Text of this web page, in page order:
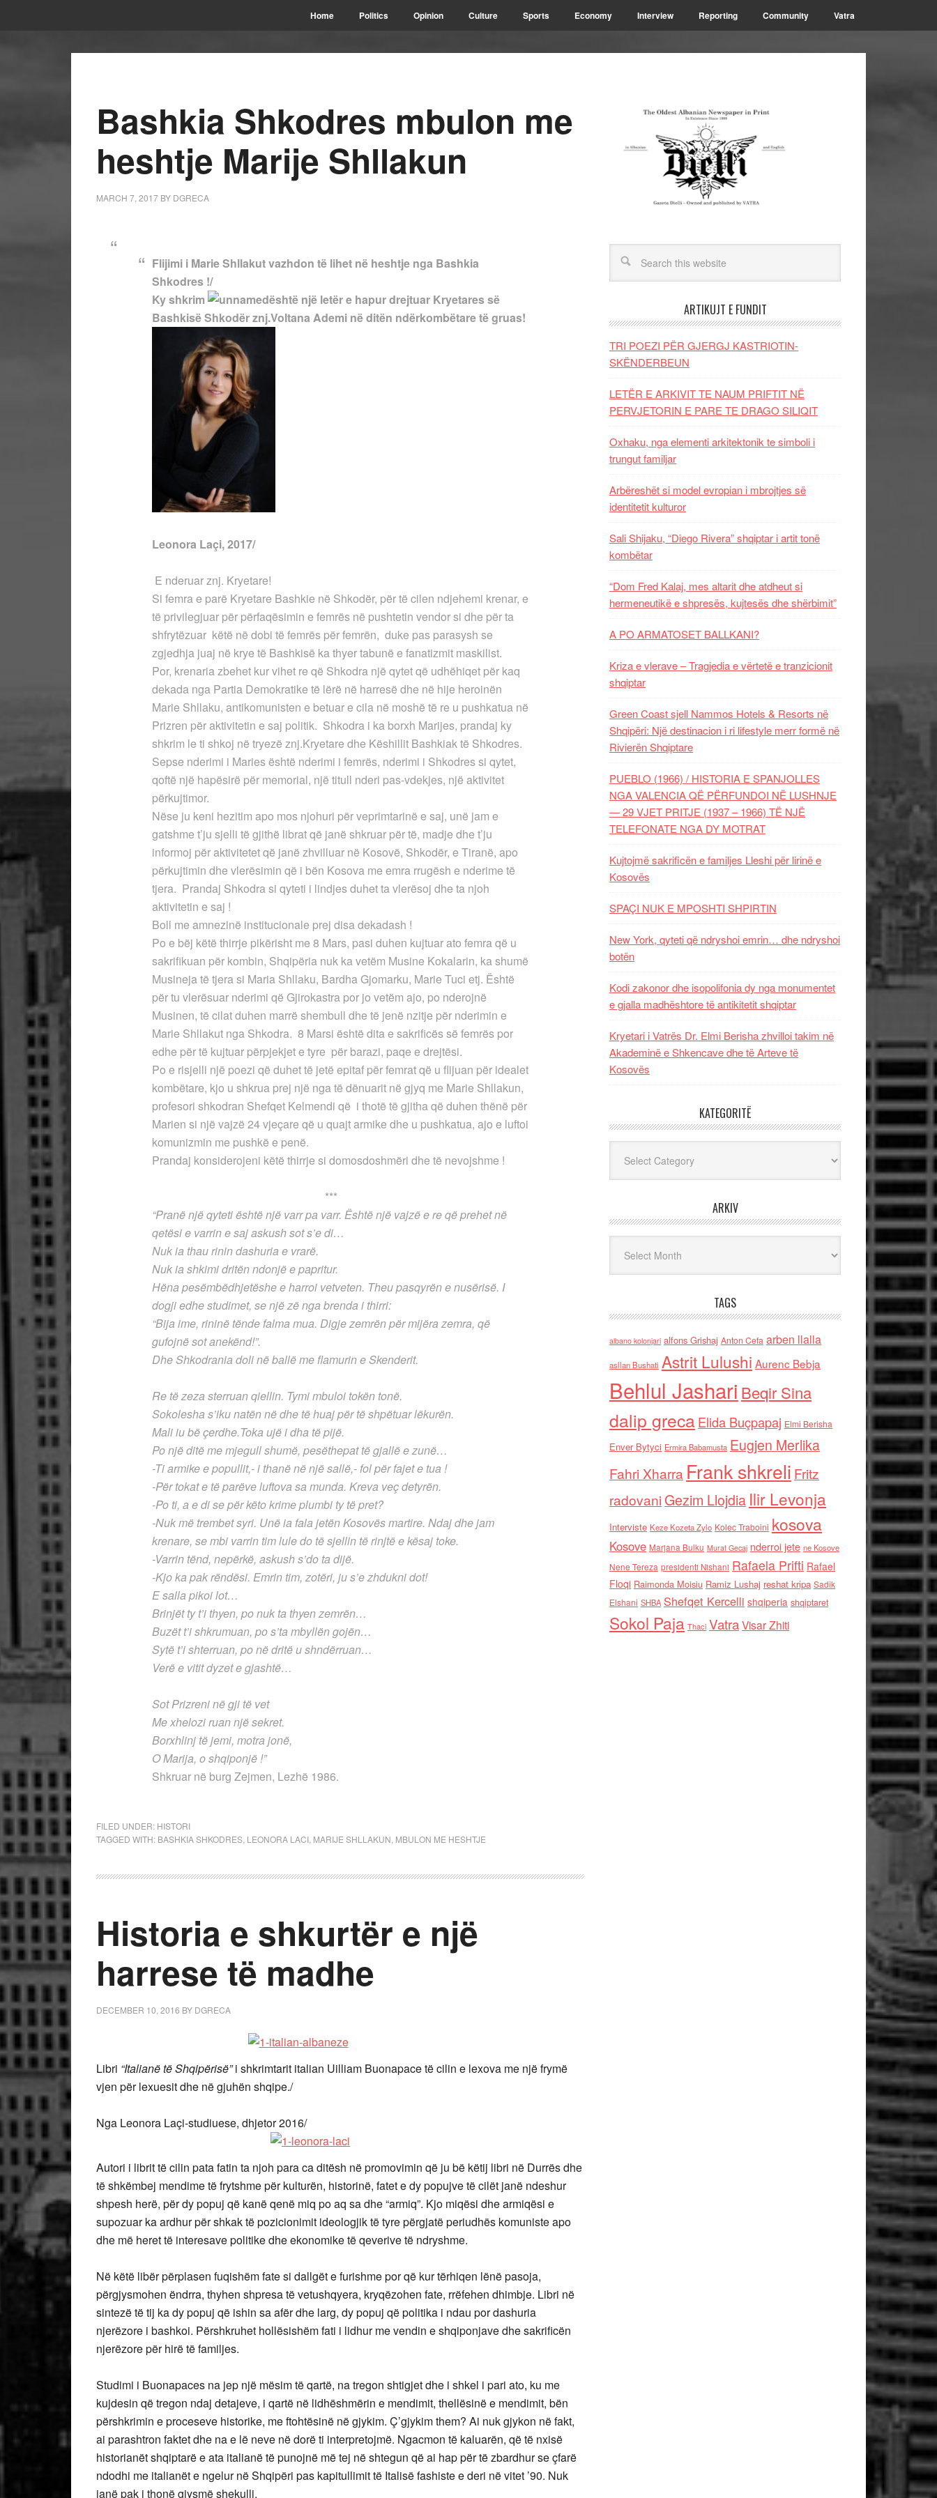
Home Politics Opinion Culture Sports Economy Interview Reporting Community Vatra
Bashkia Shkodres mbulon me
heshtje Marije Shllakun
MARCH 7, 2017 BY DGRECA
Flijimi i Marie Shllakut vazhdon të lihet në heshtje nga Bashkia
Shkodres !/
Ky shkrim
është një letër e hapur drejtuar Kryetares së
Bashkisë Shkodër znj.Voltana Ademi në ditën ndërkombëtare të gruas!
Leonora Laçi, 2017/
E nderuar znj. Kryetare!
Si femra e parë Kryetare Bashkie në Shkodër, për të cilen ndjehemi krenar, e
të privilegjuar për përfaqësimin e femrës në pushtetin vendor si dhe për ta
shfrytëzuar këtë në dobi të femrës për femrën, duke pas parasysh se
zgjedhja juaj në krye të Bashkisë ka thyer tabunë e fanatizmit maskilist.
Por, krenaria zbehet kur vihet re që Shkodra një qytet që udhëhiqet për kaq
dekada nga Partia Demokratike të lërë në harresë dhe në hije heroinën
Marie Shllaku, antikomunisten e betuar e cila në moshë të re u pushkatua në
Prizren për aktivitetin e saj politik. Shkodra i ka borxh Marijes, prandaj ky
shkrim le ti shkoj në tryezë znj.Kryetare dhe Këshillit Bashkiak të Shkodres.
Sepse nderimi i Maries është nderimi i femrës, nderimi i Shkodres si qytet,
qoftë një hapësirë për memorial, një titull nderi pas-vdekjes, një aktivitet
përkujtimor.
Nëse ju keni hezitim apo mos njohuri për veprimtarinë e saj, unë jam e
gatshme t’ju sjelli të gjithë librat që janë shkruar për të, madje dhe t’ju
informoj për aktivitetet që janë zhvilluar në Kosovë, Shkodër, e Tiranë, apo
përkujtimin dhe vlerësimin që i bën Kosova me emra rrugësh e nderime të
tjera. Prandaj Shkodra si qyteti i lindjes duhet ta vlerësoj dhe ta njoh
aktivitetin e saj !
Boll me amnezinë institucionale prej disa dekadash !
Po e bëj këtë thirrje pikërisht me 8 Mars, pasi duhen kujtuar ato femra që u
sakrifikuan për kombin, Shqipëria nuk ka vetëm Musine Kokalarin, ka shumë
Musineja të tjera si Maria Shllaku, Bardha Gjomarku, Marie Tuci etj. Është
për tu vlerësuar nderimi që Gjirokastra por jo vetëm ajo, po nderojnë
Musinen, të cilat duhen marrë shembull dhe të jenë nzitje për nderimin e
Marie Shllakut nga Shkodra. 8 Marsi është dita e sakrificës së femrës por
edhe për të kujtuar përpjekjet e tyre për barazi, paqe e drejtësi.
Po e risjelli një poezi që duhet të jetë epitaf për femrat që u flijuan për idealet
kombëtare, kjo u shkrua prej një nga të dënuarit në gjyq me Marie Shllakun,
profesori shkodran Shefqet Kelmendi që i thotë të gjitha që duhen thënë për
Marien si një vajzë 24 vjeçare që u quajt armike dhe u pushkatua, ajo e luftoi
komunizmin me pushkë e penë.
Prandaj konsiderojeni këtë thirrje si domosdoshmëri dhe të nevojshme !
***
“Pranë një qyteti është një varr pa varr. Është një vajzë e re që prehet në
qetësi e varrin e saj askush sot s’e di…
Nuk ia thau rinin dashuria e vrarë.
Nuk ia shkimi dritën ndonjë e papritur.
Hëna pesëmbëdhjetëshe e harroi vetveten. Theu pasqyrën e nusërisë. I
dogji edhe studimet, se një zë nga brenda i thirri:
“Bija ime, rininë tënde falma mua. Digje zemrën për mijëra zemra, që
gufojnë sot anekënd!”.
Dhe Shkodrania doli në ballë me flamurin e Skenderit.
Re të zeza sterruan qiellin. Tymi mbuloi tokën tonë.
Sokolesha s’iku natën në dhe të huaj për të shpëtuar lëkurën.
Mali iu bë çerdhe.Toka ujë i dha të pijë.
Po një ditë me mjegull shumë, pesëthepat të gjallë e zunë…
-Ti armike e popullit,- i thanë në një sallë,- fol për fajet e tua !
-Për tokat e të parëve luftova sa munda. Kreva veç detyrën.
-Po ti, a e di se për këto krime plumbi ty të pret?
-Nuk më trembet syri. Unë ia fala jetën Kosovës martire. Ndaj dhe jam
krenare, se mbi varrin tim lule do të sjellin të rinjtë e kësaj toke.
-Varrin tënd, nepërkë, askush s’do ta dijë.
-Kjo ka pak rëndësi. Emrin tim, zotëri, ju s’e zhdukni dot!
E salla pikoi lot…
Brinjët ty t’i thyen, po nuk ta thyen zemrën…
Buzët t’i shkrumuan, po s’ta mbyllën gojën…
Sytë t’i shterruan, po në dritë u shndërruan…
Verë e vitit dyzet e gjashtë…
Sot Prizreni në gji të vet
Me xhelozi ruan një sekret.
Borxhlinj të jemi, motra jonë,
O Marija, o shqiponjë !”
Shkruar në burg Zejmen, Lezhë 1986.
FILED UNDER: HISTORI
TAGGED WITH: BASHKIA SHKODRES LEONORA LACI MARIJE SHLLAKUN MBULON ME HESHTJE
Historia e shkurtër e një
harrese të madhe
DECEMBER 10, 2016 BY DGRECA
Libri “Italianë të Shqipërisë”i shkrimtarit italian Uilliam Buonapace të cilin e lexova me një frymë
vjen për lexuesit dhe në gjuhën shqipe./
Nga Leonora Laçi-studiuese, dhjetor 2016/
Autori i librit të cilin pata fatin ta njoh para ca ditësh në promovimin që ju bë këtij libri në Durrës dhe
të shkëmbej mendime të frytshme për kulturën, historinë, fatet e dy popujve të cilët janë ndeshur
shpesh herë, për dy popuj që kanë qenë miq po aq sa dhe “armiq”. Kjo miqësi dhe armiqësi e
supozuar ka ardhur për shkak të pozicionimit ideologjik të tyre përgjatë periudhës komuniste apo
dhe më heret të interesave politike dhe ekonomike të qeverive të ndryshme.
Në këtë libër përplasen fuqishëm fate si dallgët e furishme por që kur tërhiqen lënë pasoja,
përgjysmohen ëndrra, thyhen shpresa të vetushqyera, kryqëzohen fate, rrëfehen dhimbje. Libri në
sintezë të tij ka dy popuj që ishin sa afër dhe larg, dy popuj që politika i ndau por dashuria
njerëzore i bashkoi. Përshkruhet hollësishëm fati i lidhur me vendin e shqiponjave dhe sakrificën
njerëzore për hirë të familjes.
Studimi i Buonapaces na jep një mësim të qartë, na tregon shtigjet dhe i shkel i pari ato, ku me
kujdesin që tregon ndaj detajeve, i qartë në lidhëshmërin e mendimit, thellësinë e mendimit, bën
përshkrimin e proceseve historike, me ftohtësinë në gjykim. Ç’gjykim them? Ai nuk gjykon në fakt,
ai parashtron faktet dhe na e lë neve në dorë ti interpretojmë. Ngacmon të kaluarën, që të nxisë
historianët shqiptarë e ata italianë të punojnë më tej në shtegun që ai hap për të zbardhur se çfarë
ndodhi me italianët e ngelur në Shqipëri pas kapitullimit të Italisë fashiste e deri në vitet ’90. Nuk
janë pak i thonë gjysmë shekulli.
ARTIKUJT E FUNDIT
TRI POEZI PËR GJERGJ KASTRIOTIN-
SKËNDERBEUN
LETËR E ARKIVIT TE NAUM PRIFTIT NË
PERVJETORIN E PARE TE DRAGO SILIQIT
Oxhaku, nga elementi arkitektonik te simboli i
trungut familjar
Arbëreshët si model evropian i mbrojtjes së
identitetit kulturor
Sali Shijaku, “Diego Rivera” shqiptar i artit tonë
kombëtar
“Dom Fred Kalaj, mes altarit dhe atdheut si
hermeneutikë e shpresës, kujtesës dhe shërbimit”
A PO ARMATOSET BALLKANI?
Kriza e vlerave – Tragjedia e vërtetë e tranzicionit
shqiptar
Green Coast sjell Nammos Hotels & Resorts në
Shqipëri: Një destinacion i ri lifestyle merr formë në
Rivierën Shqiptare
PUEBLO (1966) / HISTORIA E SPANJOLLES
NGA VALENCIA QË PËRFUNDOI NË LUSHNJE
— 29 VJET PRITJE (1937 – 1966) TË NJË
TELEFONATE NGA DY MOTRAT
Kujtojmë sakrificën e familjes Lleshi për lirinë e
Kosovës
SPAÇI NUK E MPOSHTI SHPIRTIN
New York, qyteti që ndryshoi emrin… dhe ndryshoi
botën
Kodi zakonor dhe isopolifonia dy nga monumentet
e gjalla madhështore të antikitetit shqiptar
Kryetari i Vatrës Dr. Elmi Berisha zhvilloi takim në
Akademinë e Shkencave dhe të Arteve të
Kosovës
KATEGORITË
ARKIV
TAGS
albano kolonjari alfons Grishaj Anton Cefa arben llalla
asllan Bushati Astrit Lulushi Aurenc Bebja
Behlul Jashari Beqir Sina
dalip grecaElida Buçpapaj Elmi Berisha
Enver Bytyci Ermira Babamusta Eugjen Merlika
Fahri Xharra Frank shkreli Fritz
radovaniGezim Llojdia Ilir Levonja
Interviste Keze Kozeta Zylo Kolec Traboini kosova
Kosove Marjana Bulku Murat Gecaj nderroi jete ne Kosove
Nene Tereza presidenti Nishani Rafaela Prifti Rafael
Floqi Raimonda Moisiu Ramiz Lushaj reshat kripa Sadik
Elshani SHBA Shefqet Kercelli shqiperia shqiptaret
Sokol Paja Thaci VatraVisar Zhiti